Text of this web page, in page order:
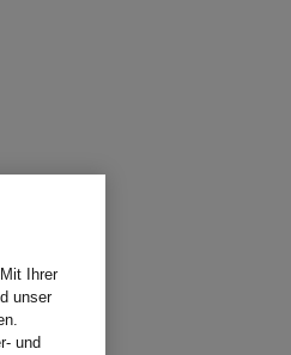
Ihrer
unser
und